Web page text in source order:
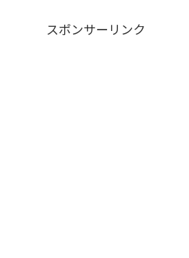
スポンサーリンク